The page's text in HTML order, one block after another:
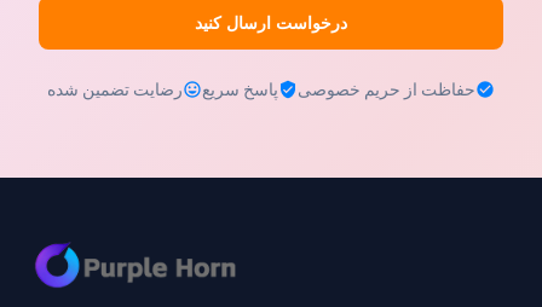
درخواست ارسال کنید
حفاظت از حریم خصوصی پاسخ سریع رضایت تضمین شده